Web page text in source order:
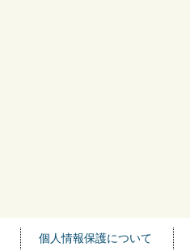
個人情報保護について